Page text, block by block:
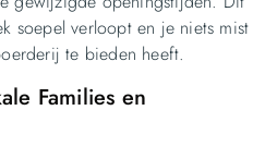
soepel verloopt en je niets mist
te bieden heeft.
Families en